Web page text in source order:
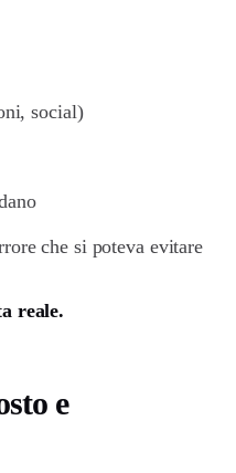
social)
che si poteva evitare
reale.
e